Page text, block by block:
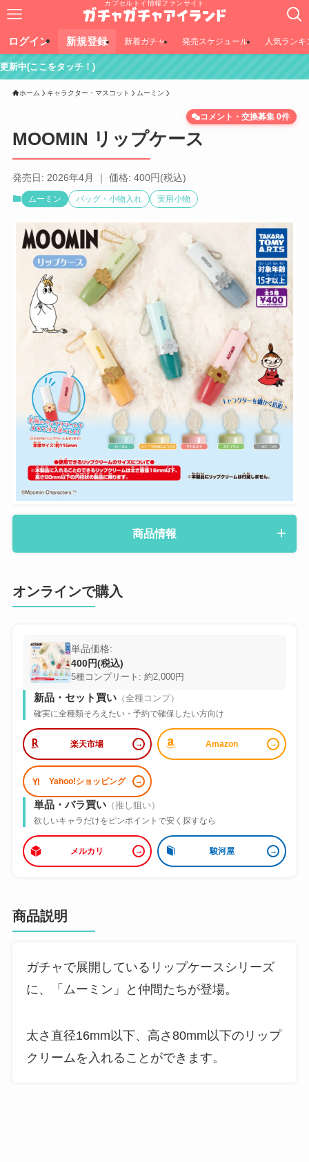
カプセルトイ情報ファンサイト
ログイン 新規登録 新着ガチャ 発売スケジュール 人気ランキ
！)
ホーム キャラクター・マスコット ムーミン
MOOMIN リップケース
コメント・交換募集 0件
発売日: 2026年4月 ｜ 価格: 400円(税込)
ムーミン バッグ・小物入れ 実用小物
商品情報
オンラインで購入
単品価格:
400円(税込)
5種コンプリート: 約2,000円
新品・セット買い（全種コンプ）
確実に全種類そろえたい・予約で確保したい方向け
楽天市場 Amazon
Yahoo!ショッピング
単品・バラ買い（推し狙い）
欲しいキャラだけをピンポイントで安く探すなら
メルカリ 駿河屋
商品説明
ガチャで展開しているリップケースシリーズ
に、「ムーミン」と仲間たちが登場。
太さ直径16mm以下、高さ80mm以下のリップ
クリームを入れることができます。